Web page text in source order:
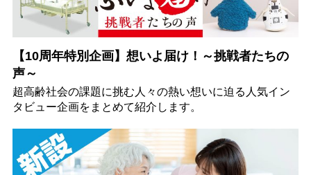
【10周年特別企画】想いよ届け！～挑戦者たちの
声～
超高齢社会の課題に挑む人々の熱い想いに迫る人気イン
タビュー企画をまとめて紹介します。